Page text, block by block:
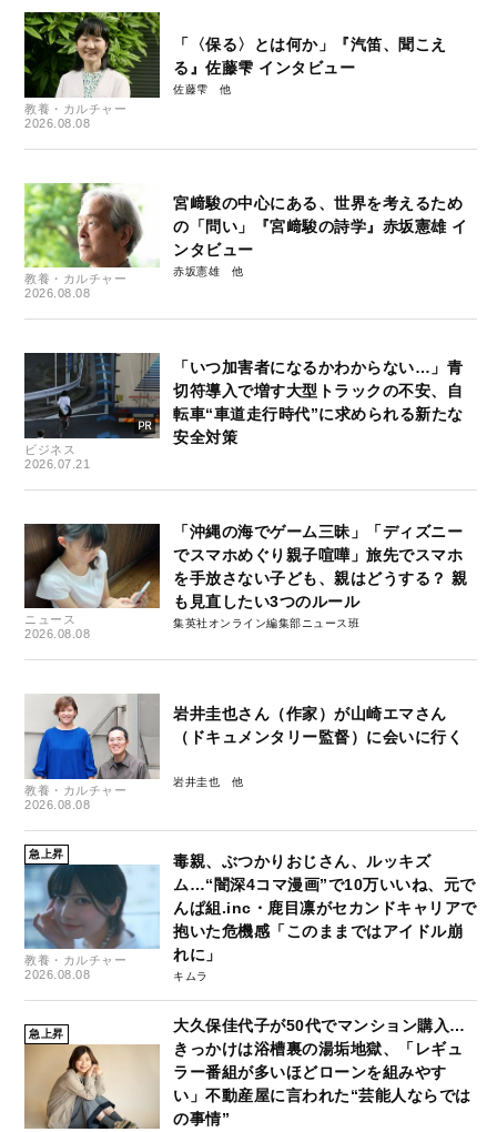
教養・カルチャー
2026.08.08
「〈保る〉とは何か」『汽笛、聞こえ
る』佐藤雫 インタビュー
佐藤雫
教養・カルチャー
2026.08.08
宮﨑駿の中心にある、世界を考えるため
の「問い」『宮﨑駿の詩学』赤坂憲雄 イ
ンタビュー
赤坂憲雄
ビジネス
2026.07.21
「いつ加害者になるかわからない…」青
切符導入で増す大型トラックの不安、自
転車“車道走行時代”に求められる新たな
安全対策
ニュース
2026.08.08
「沖縄の海でゲーム三昧」「ディズニー
でスマホめぐり親子喧嘩」旅先でスマホ
を手放さない子ども、親はどうする？ 親
も見直したい3つのルール
集英社オンライン編集部ニュース班
教養・カルチャー
2026.08.08
岩井圭也さん（作家）が山崎エマさん
（ドキュメンタリー監督）に会いに行く
岩井圭也
急上昇
教養・カルチャー
2026.08.08
毒親、ぶつかりおじさん、ルッキズ
ム…“闇深4コマ漫画”で10万いいね、元で
んぱ組.inc・鹿目凛がセカンドキャリアで
抱いた危機感「このままではアイドル崩
れに」
キムラ
急上昇
大久保佳代子が50代でマンション購入…
きっかけは浴槽裏の湯垢地獄、「レギュ
ラー番組が多いほどローンを組みやす
い」不動産屋に言われた“芸能人ならでは
の事情”